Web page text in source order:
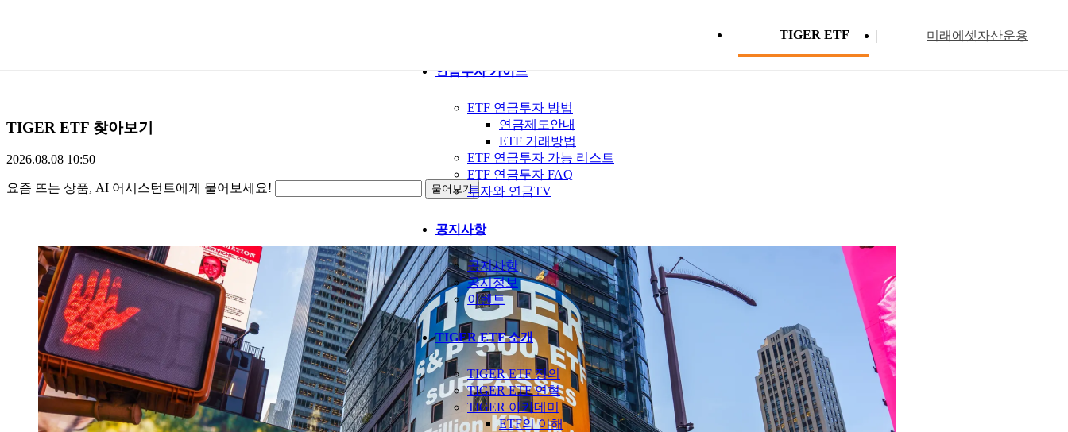
TIGER ETF 미래에셋자산운용
에
셋
TIGERETF
연금투자 가이드
ETF 연금투자 방법
연금제도안내
ETF 거래방법
ETF 연금투자 가능 리스트
ETF 연금투자 FAQ
투자와 연금TV
공지사항
공지사항
공시정보
이벤트
TIGER ETF 소개
TIGER ETF 정의
TIGER ETF 연혁
TIGER 아카데미
ETF의 이해
ETF 분배금 현황
TIGER ETF 찾아보기
2026.08.08 10:50
물어보기